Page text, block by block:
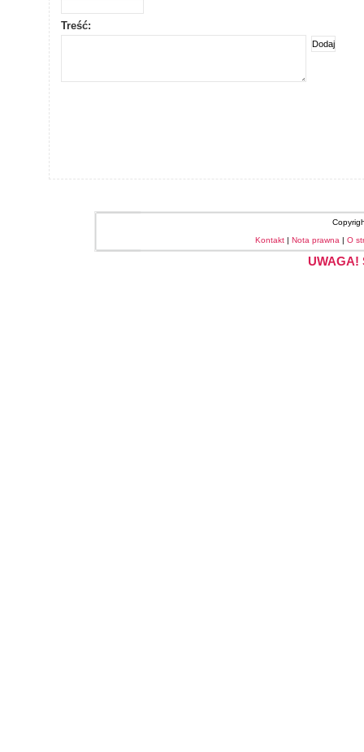
Treść:
Kontakt | Nota prawna | O
UWAGA!